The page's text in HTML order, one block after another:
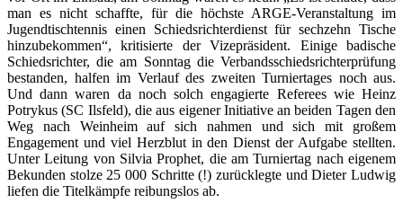
man es nicht schaffte, für die höchste ARGE-Veranstaltung im
Jugendtischtennis einen Schiedsrichterdienst für sechzehn Tische
hinzubekommen“, kritisierte der Vizepräsident. Einige badische
Schiedsrichter, die am Sonntag die Verbandsschiedsrichterprüfung
bestanden, halfen im Verlauf des zweiten Turniertages noch aus.
Und dann waren da noch solch engagierte Referees wie Heinz
Potrykus (SC Ilsfeld), die aus eigener Initiative an beiden Tagen den
Weg nach Weinheim auf sich nahmen und sich mit großem
Engagement und viel Herzblut in den Dienst der Aufgabe stellten.
Unter Leitung von Silvia Prophet, die am Turniertag nach eigenem
Bekunden stolze 25 000 Schritte (!) zurücklegte und Dieter Ludwig
liefen die Titelkämpfe reibungslos ab.